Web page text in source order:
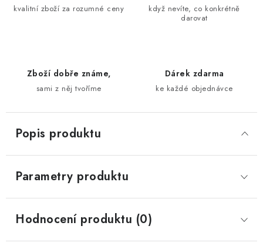
kvalitní zboží za rozumné ceny
když nevíte, co konkrétně
darovat
Zboží dobře známe,
sami z něj tvoříme
Dárek zdarma
ke každé objednávce
Popis produktu
Parametry produktu
Hodnocení produktu (0)